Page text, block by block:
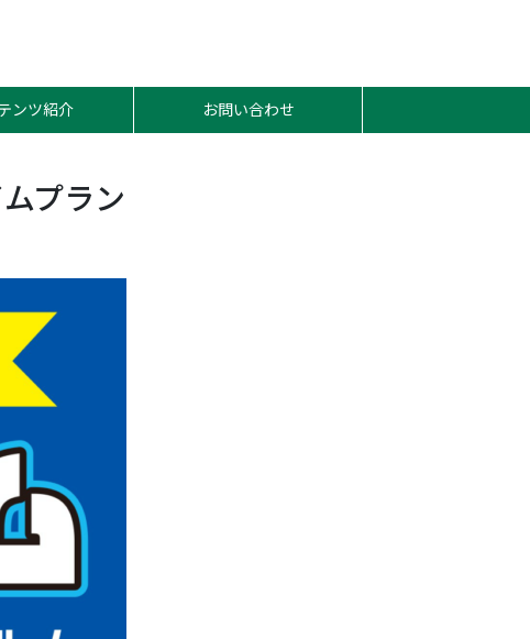
ンツ紹介 お問い合わせ
プラン